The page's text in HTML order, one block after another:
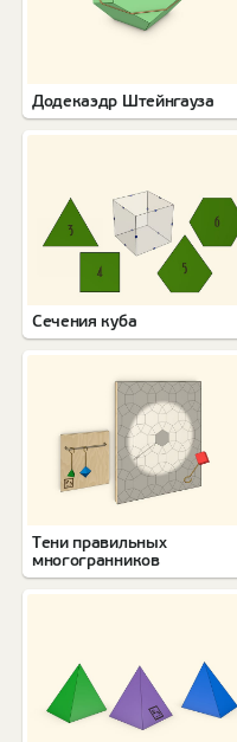
Додекаэдр Штейнгауза
Сечения куба
Тени правильных
многогранников